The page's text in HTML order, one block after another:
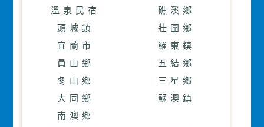
溫泉民宿
礁溪鄉
頭城鎮
壯圍鄉
宜蘭市
羅東鎮
員山鄉
五結鄉
冬山鄉
三星鄉
大同鄉
蘇澳鎮
南澳鄉